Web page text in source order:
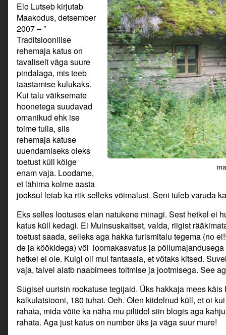
Elo Lutseb kirjutab
Maakodus, detsember
2007 – ”
Traditsioonilise
rehemaja katus on
tavaliselt väga suure
pindalaga, mis teeb
taastamise kulukaks.
Kui talu väiksemate
hoonetega suudavad
omanikud ehk ise
toime tulla, siis
rehemaja katuse
uuendamiseks oleks
toetust küll kõige
enam vaja. Loodame,
et lähima kolme aasta
jooksul leiab ka riik selleks võimalusi. Seni tuleb varuda
Eks selles lootuses elan natukene minagi. Sest hetkel ei
katus küll kedagi. Ei Muinsuskaitset, valda, riigist
toetust saada, selleks aga hakka turismitalu tegema (no
de ja köökidega) või loomakasvatus ja
hetkel ei ole. Kuigi oli mul fantaasia, et võtaks kitsed.
vaja, talvel aiatb naabimees toitmise ja jootmisega. See
Sügisel uurisin rookatuse tegijaid. Üks hakkaja mees
kalkulatsiooni, 180 tuhat. Oeh. Olen kiidelnud küll, et oi
rahata, mida võite ka näha mu piltidel siin blogis aga
rahata. Aga just katus on number üks ja väga suur mure!